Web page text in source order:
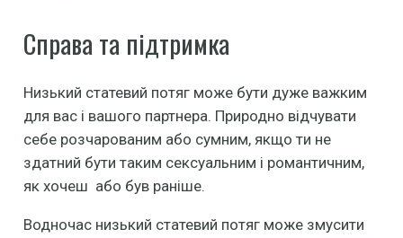
Справа та підтримка
Низький статевий потяг може бути дуже важким
для вас і вашого партнера. Природно відчувати
себе розчарованим або сумним, якщо ти не
здатний бути таким сексуальним і романтичним,
як хочеш або був раніше.
Водночас низький статевий потяг може змусити